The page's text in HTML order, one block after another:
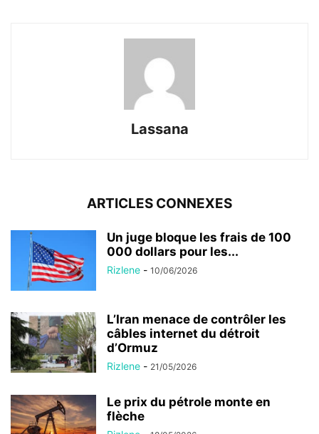
Lassana
ARTICLES CONNEXES
Un juge bloque les frais de 100
000 dollars pour les...
Rizlene - 10/06/2026
L’Iran menace de contrôler les
câbles internet du détroit
d’Ormuz
Rizlene - 21/05/2026
Le prix du pétrole monte en
flèche